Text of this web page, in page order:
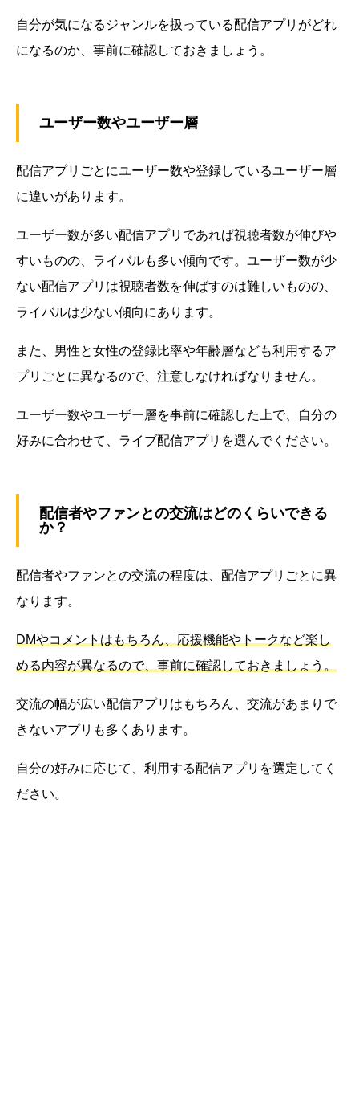
自分が気になるジャンルを扱っている配信アプリがどれ
になるのか、事前に確認しておきましょう。
ユーザー数やユーザー層
配信アプリごとにユーザー数や登録しているユーザー層
に違いがあります。
ユーザー数が多い配信アプリであれば視聴者数が伸びや
すいものの、ライバルも多い傾向です。ユーザー数が少
ない配信アプリは視聴者数を伸ばすのは難しいものの、
ライバルは少ない傾向にあります。
また、男性と女性の登録比率や年齢層なども利用するア
プリごとに異なるので、注意しなければなりません。
ユーザー数やユーザー層を事前に確認した上で、自分の
好みに合わせて、ライブ配信アプリを選んでください。
配信者やファンとの交流はどのくらいできる
か？
配信者やファンとの交流の程度は、配信アプリごとに異
なります。
DMやコメントはもちろん、応援機能やトークなど楽し
める内容が異なるので、事前に確認しておきましょう。
交流の幅が広い配信アプリはもちろん、交流があまりで
きないアプリも多くあります。
自分の好みに応じて、利用する配信アプリを選定してく
ださい。